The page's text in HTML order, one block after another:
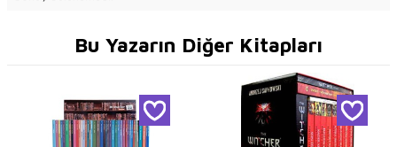
Bu Yazarın Diğer Kitapları